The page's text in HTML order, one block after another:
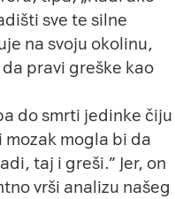
sve te silne
na svoju okolinu,
pravi greške kao
do smrti jedinke čiju
mogla bi da
taj i greši.” Jer, on
vrši analizu našeg